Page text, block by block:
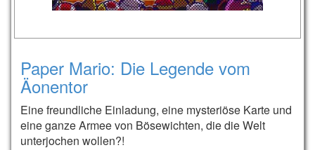
Paper Mario: Die Legende vom
Äonentor
Eine freundliche Einladung, eine mysteriöse Karte und
eine ganze Armee von Bösewichten, die die Welt
unterjochen wollen?!